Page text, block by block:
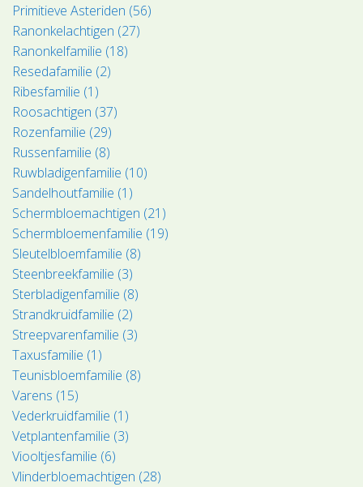
Primitieve Asteriden (56)
Ranonkelachtigen (27)
Ranonkelfamilie (18)
Resedafamilie (2)
Ribesfamilie (1)
Roosachtigen (37)
Rozenfamilie (29)
Russenfamilie (8)
Ruwbladigenfamilie (10)
Sandelhoutfamilie (1)
Schermbloemachtigen (21)
Schermbloemenfamilie (19)
Sleutelbloemfamilie (8)
Steenbreekfamilie (3)
Sterbladigenfamilie (8)
Strandkruidfamilie (2)
Streepvarenfamilie (3)
Taxusfamilie (1)
Teunisbloemfamilie (8)
Varens (15)
Vederkruidfamilie (1)
Vetplantenfamilie (3)
Viooltjesfamilie (6)
Vlinderbloemachtigen (28)